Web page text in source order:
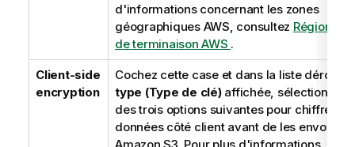
d'informations concernant les zones
géographiques AWS, consultez Régions
de terminaison AWS .
Client-side
encryption
Cochez cette case et dans la liste
type (Type de clé)affichée, sélectionnez
des trois options suivantes pour chiffrer les
données côté client avant de les envoyer à